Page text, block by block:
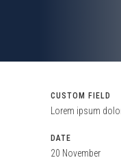
CUSTOM FIELD
Lorem ipsum
DATE
20 November